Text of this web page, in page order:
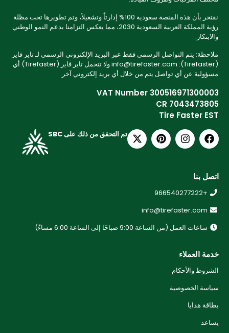
نفتخر بأن هذه المنصة سعودية 100% إدارتاً وتشغيلاً، وتم تطويرها تحت مظلة
رؤية المملكة العربية السعودية 2030، مما يعكس التزامنا بدعم النمو الوطني
والابتكار.
ملاحظة: يتم التواصل الرسمي فقط عبر البريد الإلكتروني الرسمي لـ تاير فاير
(Tirefaster): info@tirefaster.com ولا تتحمل تاير فاير (Tirefaster) أي
مسؤولية عن أي تواصل يتم من خلال أي بريد إلكتروني آخر.
VAT Number 300516971300003
CR 7043473805
Tire Faster EST
تم التحقق من ذلك على SBC
اتصل بنا
+966540277222
info@tirefaster.com
ساعات العمل (من الساعة 9:00 صباحًا إلى الساعة 6:00 مساءً)
خدمة العملاء
الشروط والأحكام
سياسة الخصوصية
بطاقة هدايا
يساعد